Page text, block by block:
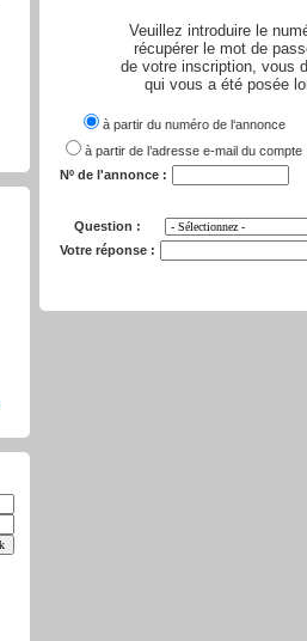
Veuillez introduire le
récupérer le mot de
de votre inscription, vous
qui vous a été posée
à partir du numéro de l‘annonce
à partir de l’adresse e-mail du compte
Nº de l'annonce :
Question :
Votre réponse :